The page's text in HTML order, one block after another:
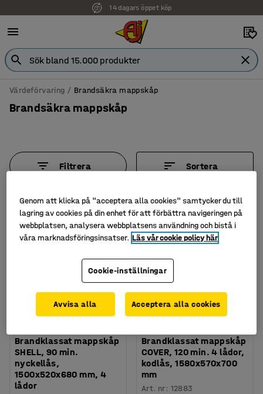
14 dagars öppet köp
Värdeförvaring Brandsäkra mappskåp
Brandsäkra mappskåp
Filtrera Sortera
3 produkter
Brandklassat mappskåp
SHELL, 90 min.
nyckellås,
1500x520x680 mm, 4
lådor
Brandklassat mappskåp
COVER, 120 min. 4 lådor,
kodlås, 1580x570x700
mm
Art. nr: 12883
Genom att klicka på "acceptera alla cookies" samtycker du till
lagring av cookies på din enhet för att förbättra navigeringen på
webbplatsen, analysera webbplatsens användning och bistå i
våra marknadsföringsinsatser. Läs vår cookie policy här
Cookie-inställningar
Avvisa alla Acceptera alla cookies